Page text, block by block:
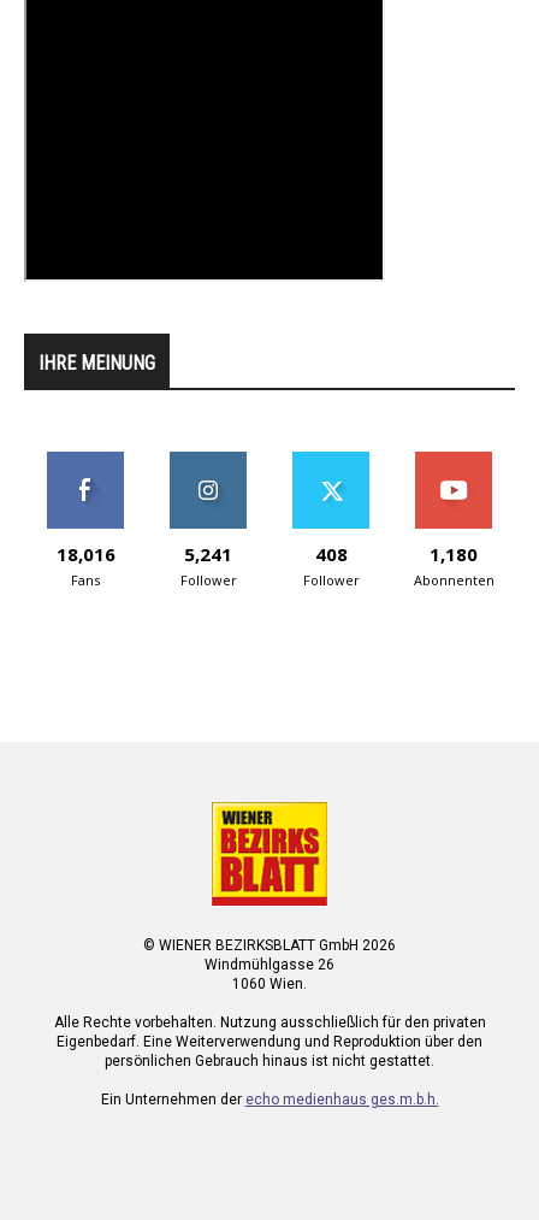
IHRE MEINUNG
18,016
Fans
5,241
Follower
408
Follower
1,180
Abonnenten
© WIENER BEZIRKSBLATT GmbH 2026
Windmühlgasse 26
1060 Wien.
Alle Rechte vorbehalten. Nutzung ausschließlich für den privaten
Eigenbedarf. Eine Weiterverwendung und Reproduktion über den
persönlichen Gebrauch hinaus ist nicht gestattet.
Ein Unternehmen der echo medienhaus ges.m.b.h.